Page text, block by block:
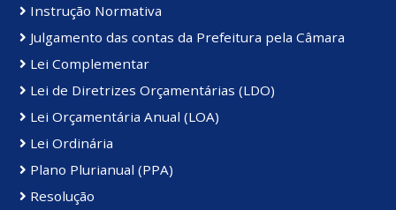
Instrução Normativa
Julgamento das contas da Prefeitura pela Câmara
Lei Complementar
Lei de Diretrizes Orçamentárias (LDO)
Lei Orçamentária Anual (LOA)
Lei Ordinária
Plano Plurianual (PPA)
Resolução